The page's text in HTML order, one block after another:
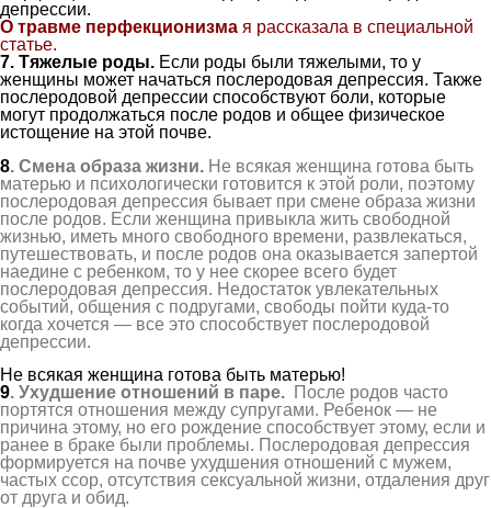
депрессии.
О травме перфекционизма я рассказала в специальной
статье.
7. Тяжелые роды. Если роды были тяжелыми, то у
женщины может начаться послеродовая депрессия. Также
послеродовой депрессии способствуют боли, которые
могут продолжаться после родов и общее физическое
истощение на этой почве.
8. Смена образа жизни. Не всякая женщина готова быть
матерью и психологически готовится к этой роли, поэтому
послеродовая депрессия бывает при смене образа жизни
после родов. Если женщина привыкла жить свободной
жизнью, иметь много свободного времени, развлекаться,
путешествовать, и после родов она оказывается запертой
наедине с ребенком, то у нее скорее всего будет
послеродовая депрессия. Недостаток увлекательных
событий, общения с подругами, свободы пойти куда-то
когда хочется — все это способствует послеродовой
депрессии.
Не всякая женщина готова быть матерью!
9. Ухудшение отношений в паре. После родов часто
портятся отношения между супругами. Ребенок — не
причина этому, но его рождение способствует этому, если и
ранее в браке были проблемы. Послеродовая депрессия
формируется на почве ухудшения отношений с мужем,
частых ссор, отсутствия сексуальной жизни, отдаления друг
от друга и обид.